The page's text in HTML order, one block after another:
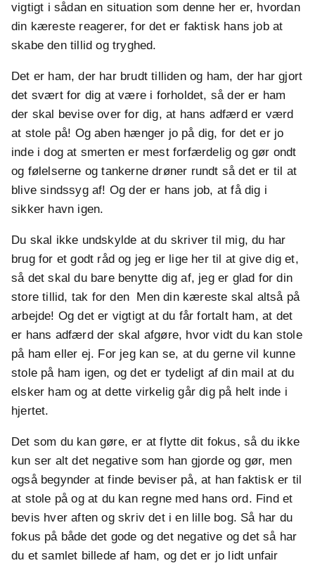
vigtigt i sådan en situation som denne her er, hvordan
din kæreste reagerer, for det er faktisk hans job at
skabe den tillid og tryghed.
Det er ham, der har brudt tilliden og ham, der har gjort
det svært for dig at være i forholdet, så der er ham
der skal bevise over for dig, at hans adfærd er værd
at stole på! Og aben hænger jo på dig, for det er jo
inde i dog at smerten er mest forfærdelig og gør ondt
og følelserne og tankerne drøner rundt så det er til at
blive sindssyg af! Og der er hans job, at få dig i
sikker havn igen.
Du skal ikke undskylde at du skriver til mig, du har
brug for et godt råd og jeg er lige her til at give dig et,
så det skal du bare benytte dig af, jeg er glad for din
store tillid, tak for den Men din kæreste skal altså på
arbejde! Og det er vigtigt at du får fortalt ham, at det
er hans adfærd der skal afgøre, hvor vidt du kan stole
på ham eller ej. For jeg kan se, at du gerne vil kunne
stole på ham igen, og det er tydeligt af din mail at du
elsker ham og at dette virkelig går dig på helt inde i
hjertet.
Det som du kan gøre, er at flytte dit fokus, så du ikke
kun ser alt det negative som han gjorde og gør, men
også begynder at finde beviser på, at han faktisk er til
at stole på og at du kan regne med hans ord. Find et
bevis hver aften og skriv det i en lille bog. Så har du
fokus på både det gode og det negative og det så har
du et samlet billede af ham, og det er jo lidt unfair